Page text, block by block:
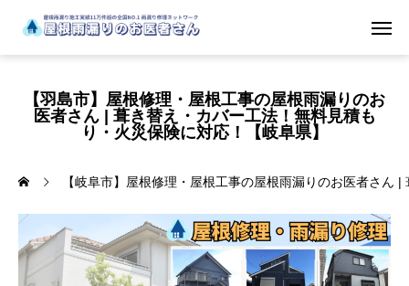
【羽島市】屋根修理・屋根工事の屋根雨漏りのお
医者さん | 葺き替え・カバー工法！無料見積も
り・火災保険に対応！【岐阜県】
【岐阜市】屋根修理・屋根工事の屋根雨漏りのお医者さん